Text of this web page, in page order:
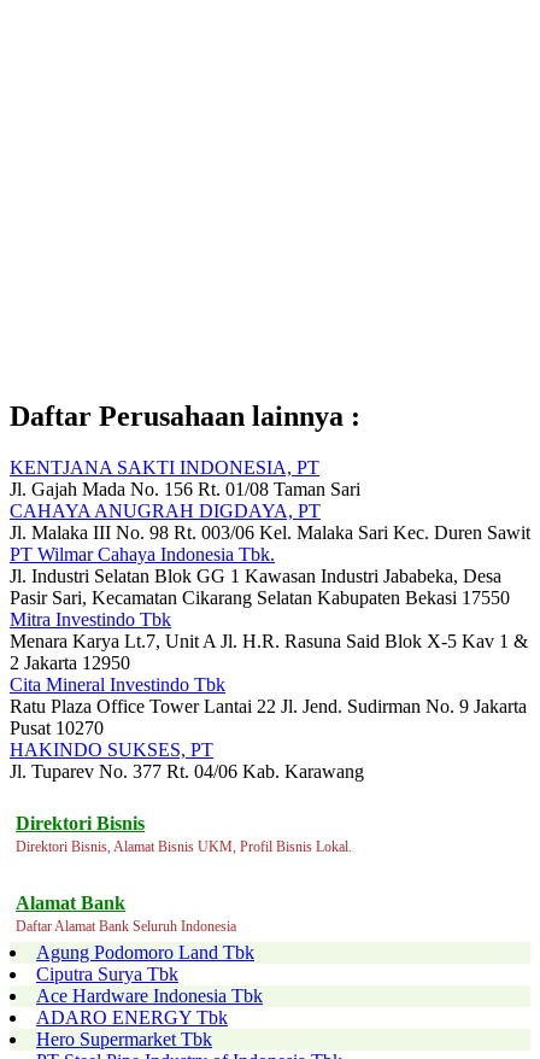
Daftar Perusahaan lainnya :
KENTJANA SAKTI INDONESIA, PT
Jl. Gajah Mada No. 156 Rt. 01/08 Taman Sari
CAHAYA ANUGRAH DIGDAYA, PT
Jl. Malaka III No. 98 Rt. 003/06 Kel. Malaka Sari Kec. Duren Sawit
PT Wilmar Cahaya Indonesia Tbk.
Jl. Industri Selatan Blok GG 1 Kawasan Industri Jababeka, Desa
Pasir Sari, Kecamatan Cikarang Selatan Kabupaten Bekasi 17550
Mitra Investindo Tbk
Menara Karya Lt.7, Unit A Jl. H.R. Rasuna Said Blok X-5 Kav 1 &
2 Jakarta 12950
Cita Mineral Investindo Tbk
Ratu Plaza Office Tower Lantai 22 Jl. Jend. Sudirman No. 9 Jakarta
Pusat 10270
HAKINDO SUKSES, PT
Jl. Tuparev No. 377 Rt. 04/06 Kab. Karawang
Direktori Bisnis
Direktori Bisnis, Alamat Bisnis UKM, Profil Bisnis Lokal.
Alamat Bank
Daftar Alamat Bank Seluruh Indonesia
Agung Podomoro Land Tbk
Ciputra Surya Tbk
Ace Hardware Indonesia Tbk
ADARO ENERGY Tbk
Hero Supermarket Tbk